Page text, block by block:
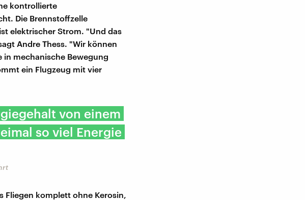
kontrollierte
Die Brennstoffzelle
elektrischer Strom. "Und das
Andre Thess. "Wir können
mechanische Bewegung
ein Flugzeug mit vier
von einem
so viel Energie
Fliegen komplett ohne Kerosin,